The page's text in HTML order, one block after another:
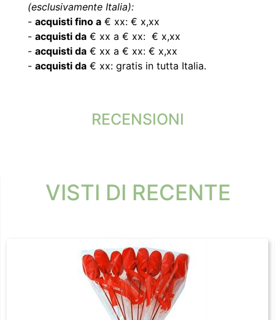
(esclusivamente Italia):
- acquisti fino a € xx: € x,xx
- acquisti da € xx a € xx: € x,xx
- acquisti da € xx a € xx: € x,xx
- acquisti da € xx: gratis in tutta Italia.
RECENSIONI
VISTI DI RECENTE